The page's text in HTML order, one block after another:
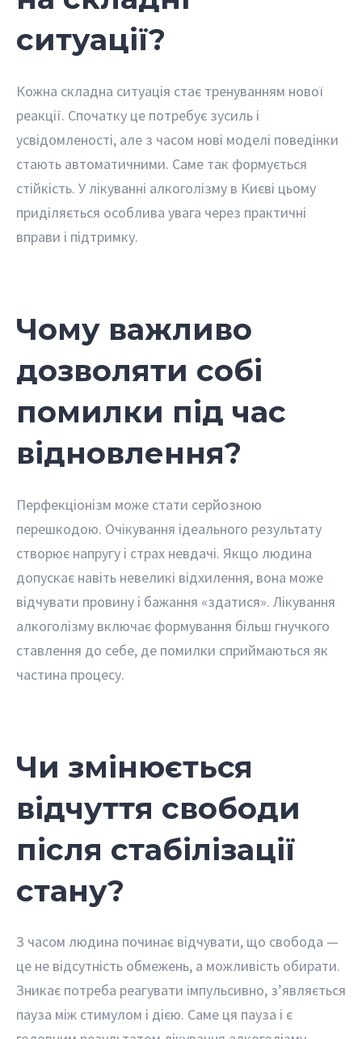
ситуації?
Кожна складна ситуація стає тренуванням нової
реакції. Спочатку це потребує зусиль і
усвідомленості, але з часом нові моделі поведінки
стають автоматичними. Саме так формується
стійкість. У лікуванні алкоголізму в Києві цьому
приділяється особлива увага через практичні
вправи і підтримку.
Чому важливо
дозволяти собі
помилки під час
відновлення?
Перфекціонізм може стати серйозною
перешкодою. Очікування ідеального результату
створює напругу і страх невдачі. Якщо людина
допускає навіть невеликі відхилення, вона може
відчувати провину і бажання «здатися». Лікування
алкоголізму включає формування більш гнучкого
ставлення до себе, де помилки сприймаються як
частина процесу.
Чи змінюється
відчуття свободи
після стабілізації
стану?
З часом людина починає відчувати, що свобода —
це не відсутність обмежень, а можливість обирати.
Зникає потреба реагувати імпульсивно, з’являється
пауза між стимулом і дією. Саме ця пауза і є